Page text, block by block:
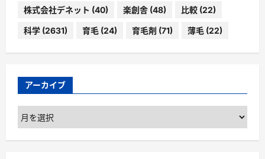
株式会社デネット (40) 楽創舎 (48) 比較 (22)
科学 (2631) 育毛 (24) 育毛剤 (71) 薄毛 (22)
アーカイブ
ア
ー
カ